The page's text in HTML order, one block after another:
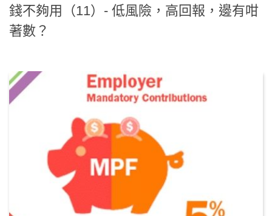
錢不夠用（11）- 低風險，高回報，邊有咁
著數？